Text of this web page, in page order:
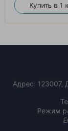
Купить в 1
Адрес: 123007,
Режим